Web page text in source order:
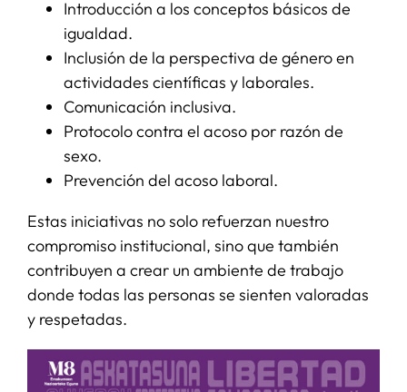
Introducción a los conceptos básicos de
igualdad.
Inclusión de la perspectiva de género en
actividades científicas y laborales.
Comunicación inclusiva.
Protocolo contra el acoso por razón de
sexo.
Prevención del acoso laboral.
Estas iniciativas no solo refuerzan nuestro
compromiso institucional, sino que también
contribuyen a crear un ambiente de trabajo
donde todas las personas se sienten valoradas
y respetadas.